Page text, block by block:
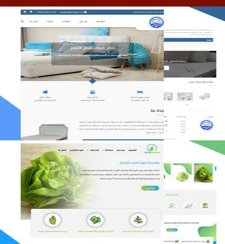
مصنع المراتب الخليجية
مؤسسة رتيل الخرج الزراعية
التفاصيل